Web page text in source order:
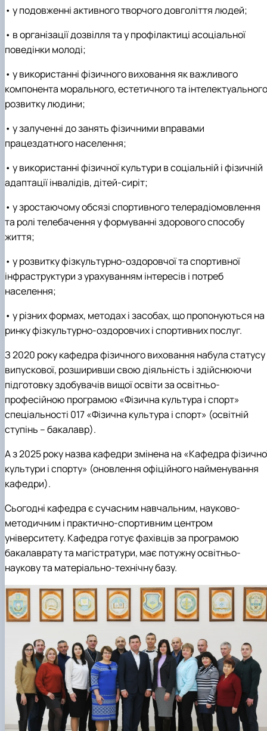
• у подовженні активного творчого довголіття людей;
• в організації дозвілля та у профілактиці асоціальної
поведінки молоді;
• у використанні фізичного виховання як важливого
компонента морального, естетичного та інтелектуального
розвитку людини;
• у залученні до занять фізичними вправами
працездатного населення;
• у використанні фізичної культури в соціальній і фізичній
адаптації інвалідів, дітей-сиріт;
• у зростаючому обсязі спортивного телерадіомовлення
та ролі телебачення у формуванні здорового способу
життя;
• у розвитку фізкультурно-оздоровчої та спортивної
інфраструктури з урахуванням інтересів і потреб
населення;
• у різних формах, методах і засобах, що пропонуються на
ринку фізкультурно-оздоровчих і спортивних послуг.
З 2020 року кафедра фізичного виховання набула статусу
випускової, розширивши свою діяльність і здійснюючи
підготовку здобувачів вищої освіти за освітньо-
професійною програмою «Фізична культура і спорт»
спеціальності 017 «Фізична культура і спорт» (освітній
ступінь – бакалавр).
А з 2025 року назва кафедри змінена на «Кафедра
культури і спорту» (оновлення офіційного найменування
кафедри).
Сьогодні кафедра є сучасним навчальним, науково-
методичним і практично-спортивним центром
університету. Кафедра готує фахівців за програмою
бакалаврату та магістратури, має потужну освітньо-
наукову та матеріально-технічну базу.